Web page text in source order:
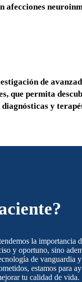
afecciones
de
que permita
y
la importancia
y oportuno, sino
de vanguardia
estamos para
tu calidad de vida.